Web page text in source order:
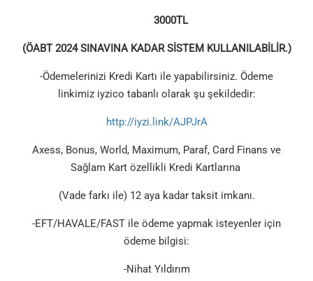
3000TL
(ÖABT 2024 SINAVINA KADAR SİSTEM KULLANILABİLİR.)
-Ödemelerinizi Kredi Kartı ile yapabilirsiniz. Ödeme
linkimiz iyzico tabanlı olarak şu şekildedir:
http://iyzi.link/AJPJrA
Axess, Bonus, World, Maximum, Paraf, Card Finans ve
Sağlam Kart özellikli Kredi Kartlarına
(Vade farkı ile) 12 aya kadar taksit imkanı.
-EFT/HAVALE/FAST ile ödeme yapmak isteyenler için
ödeme bilgisi:
-Nihat Yıldırım